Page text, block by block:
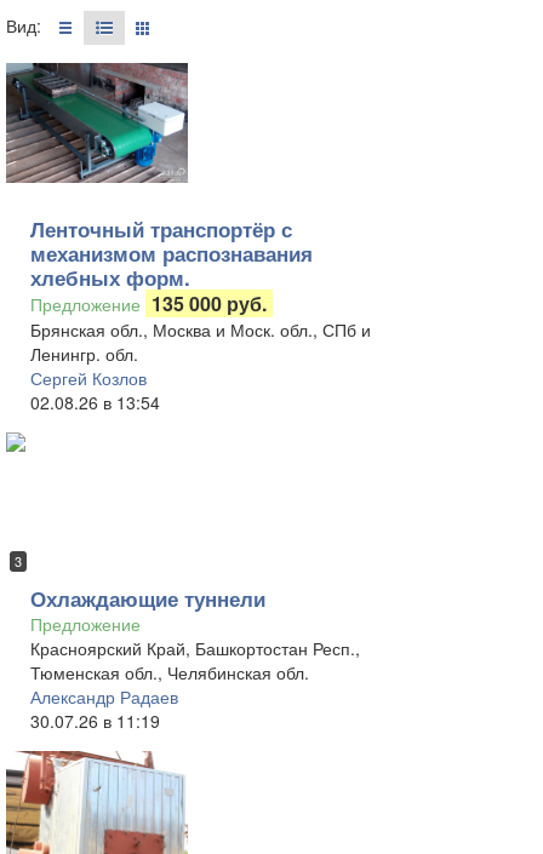
Вид:
Ленточный транспортёр с
механизмом распознавания
хлебных форм.
Предложение 135 000 руб.
Брянская обл., Москва и Моск. обл., СПб и
Ленингр. обл.
Сергей Козлов
02.08.26 в 13:54
3
Охлаждающие туннели
Предложение
Красноярский Край, Башкортостан Респ.,
Тюменская обл., Челябинская обл.
Александр Радаев
30.07.26 в 11:19